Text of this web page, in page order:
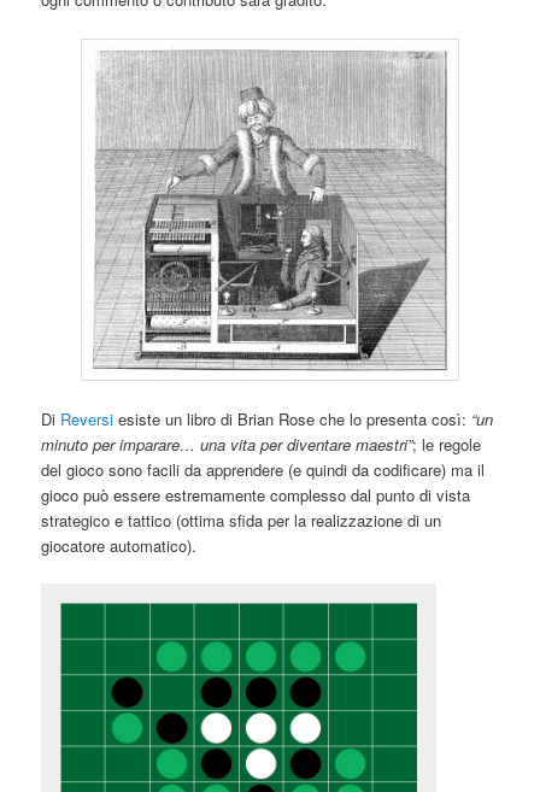
Di Reversi esiste un libro di Brian Rose che lo presenta così: “un
minuto per imparare… una vita per diventare maestri”; le regole
del gioco sono facili da apprendere (e quindi da codificare) ma il
gioco può essere estremamente complesso dal punto di vista
strategico e tattico (ottima sfida per la realizzazione di un
giocatore automatico).